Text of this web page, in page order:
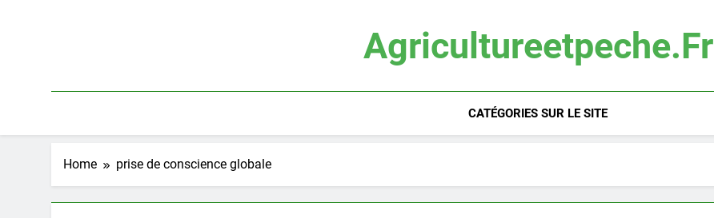
Agricultureetpeche.fr
CATÉGORIES SUR LE SITE
Home prise de conscience globale